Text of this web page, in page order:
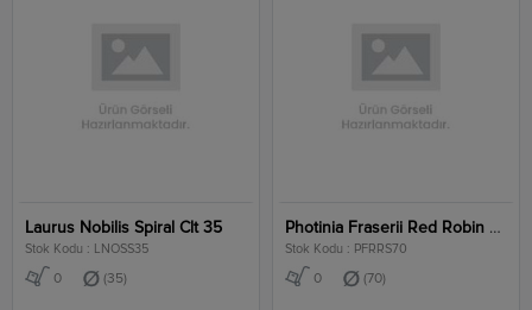
Laurus Nobilis Spiral Clt 35
Stok Kodu : LNOSS35
0 (35)
Photinia Fraserii Red Robin Stem Clt 70
Stok Kodu : PFRRS70
0 (70)